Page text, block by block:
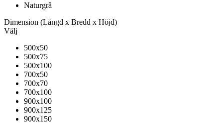
Naturgrå
Dimension (Längd x Bredd x Höjd)
Välj
500x50
500x75
500x100
700x50
700x70
700x100
900x100
900x125
900x150